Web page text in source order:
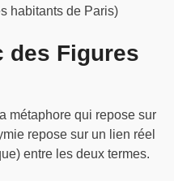
habitants de Paris)
des Figures
métaphore qui repose sur
repose sur un lien réel
entre les deux termes.